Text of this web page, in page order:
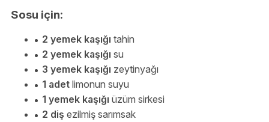
Sosu için:
2 yemek kaşığı tahin
2 yemek kaşığı su
3 yemek kaşığı zeytinyağı
1 adet limonun suyu
1 yemek kaşığı üzüm sirkesi
2 diş ezilmiş sarımsak